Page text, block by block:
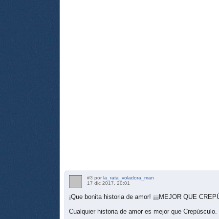
#3 por la_rata_voladora_man
17 dic 2017, 20:01
¡Que bonita historia de amor! ¡¡¡MEJOR QUE
Cualquier historia de amor es mejor que Crepúsculo.